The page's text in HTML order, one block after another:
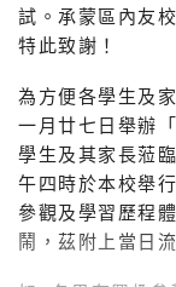
試。承蒙區內友
特此致謝！
為方便各學生及
一月廿七日舉辦
學生及其家長蒞
午四時於本校舉
參觀及學習歷程
鬧，茲附上當日